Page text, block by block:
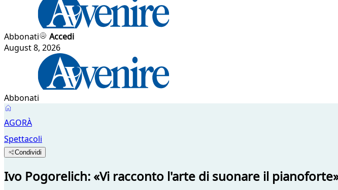
Abbonati
Accedi
August 8, 2026
Abbonati
AGORÀ
Spettacoli
Condividi
Ivo Pogorelich: «Vi racconto l'arte di suonare il